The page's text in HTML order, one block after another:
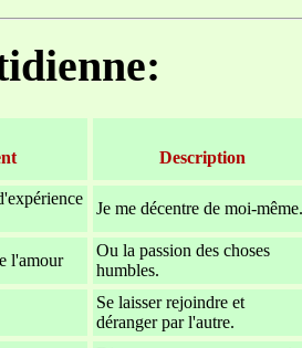
Description
Je me décentre de moi-même.
l'amour
Ou la passion des choses
humbles.
Se laisser rejoindre et
déranger par l'autre.